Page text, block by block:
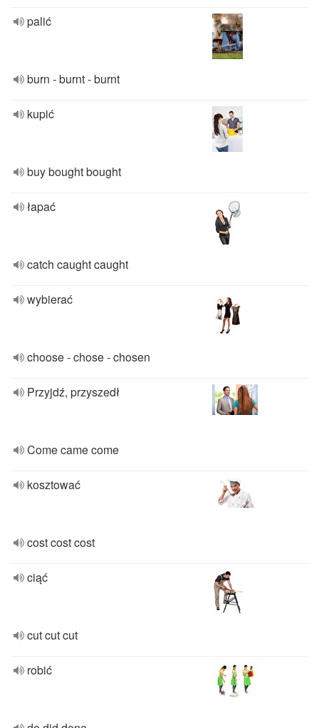
palić
burn - burnt - burnt
kupić
buy bought bought
łapać
catch caught caught
wybierać
choose - chose - chosen
Przyjdź, przyszedł
Come came come
kosztować
cost cost cost
ciąć
cut cut cut
robić